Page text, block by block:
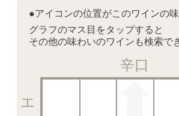
●アイコンの位置がこのワインの
グラフのマス目をタップすると
その他の味わいのワインも検索で
辛口